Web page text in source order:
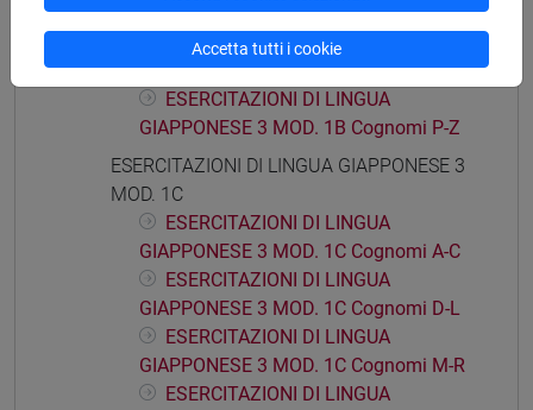
GIAPPONESE 3 MOD. 1B Cognomi A-E
ESERCITAZIONI DI LINGUA
GIAPPONESE 3 MOD. 1B Cognomi F-O
ESERCITAZIONI DI LINGUA
GIAPPONESE 3 MOD. 1B Cognomi P-Z
ESERCITAZIONI DI LINGUA GIAPPONESE 3
MOD. 1C
ESERCITAZIONI DI LINGUA
GIAPPONESE 3 MOD. 1C Cognomi A-C
ESERCITAZIONI DI LINGUA
GIAPPONESE 3 MOD. 1C Cognomi D-L
ESERCITAZIONI DI LINGUA
GIAPPONESE 3 MOD. 1C Cognomi M-R
ESERCITAZIONI DI LINGUA
Accetta tutti i cookie